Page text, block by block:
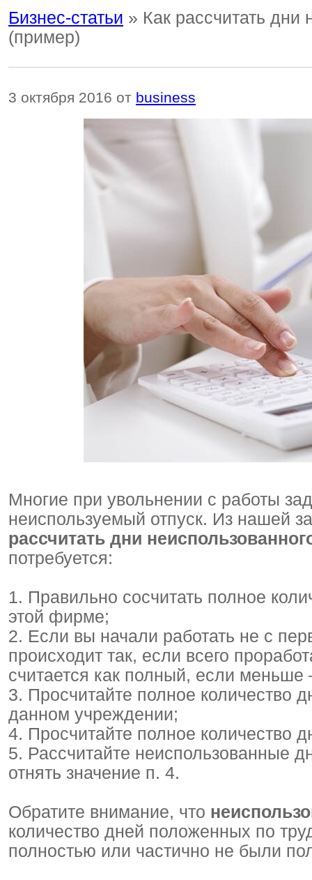
Бизнес-статьи » Как рассчитать дни
(пример)
3 октября 2016 от business
Многие при увольнении с работы
неиспользуемый отпуск. Из нашей
рассчитать дни
потребуется:
1. Правильно сосчитать полное
этой фирме;
2. Если вы начали работать не с
происходит так, если всего
считается как полный, если меньше
3. Просчитайте полное количество
данном учреждении;
4. Просчитайте полное количество
5. Рассчитайте неиспользованные
отнять значение п. 4.
Обратите внимание, что
количество дней положенных по
полностью или частично не были